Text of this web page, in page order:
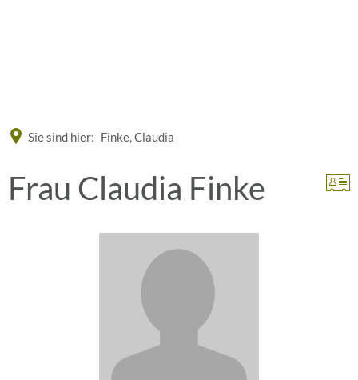
Sie sind hier: Finke, Claudia
Frau Claudia Finke